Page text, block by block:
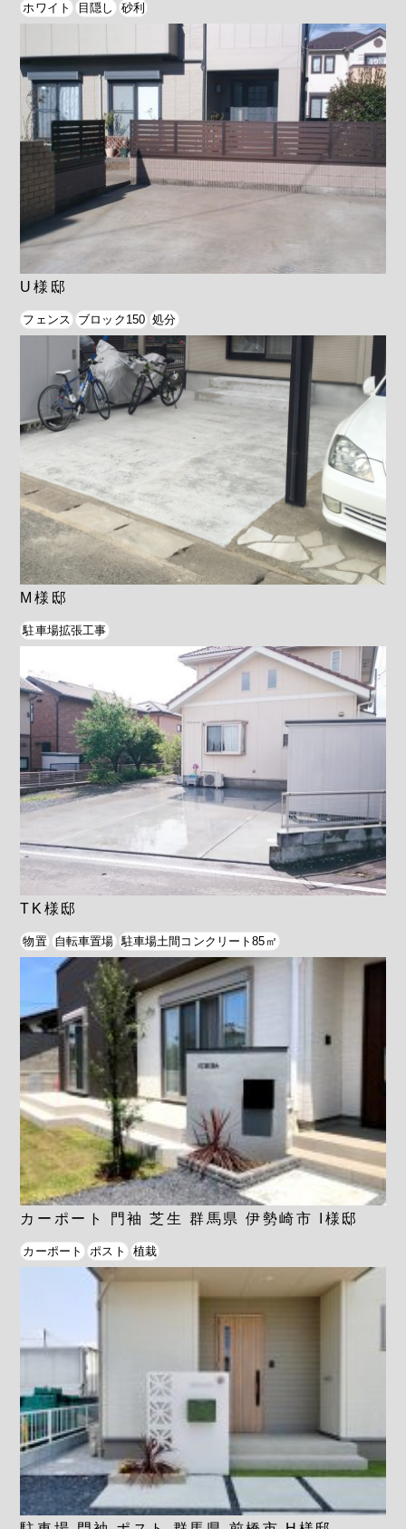
ホワイト 目隠し 砂利
U様邸
フェンス ブロック150 処分
M様邸
駐車場拡張工事
TK様邸
物置 自転車置場 駐車場土間コンクリート85㎡
カーポート 門袖 芝生 群馬県 伊勢崎市 I様邸
カーポート ポスト 植栽